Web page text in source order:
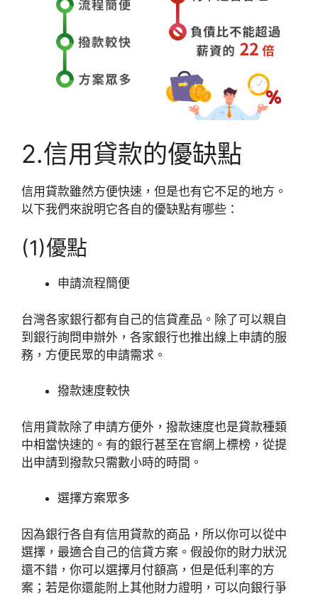
2.信用貸款的優缺點
信用貸款雖然方便快速，但是也有它不足的地方。
以下我們來說明它各自的優缺點有哪些：
(1)優點
申請流程簡便
台灣各家銀行都有自己的信貸產品。除了可以親自
到銀行詢問申辦外，各家銀行也推出線上申請的服
務，方便民眾的申請需求。
撥款速度較快
信用貸款除了申請方便外，撥款速度也是貸款種類
中相當快速的。有的銀行甚至在官網上標榜，從提
出申請到撥款只需數小時的時間。
選擇方案眾多
因為銀行各自有信用貸款的商品，所以你可以從中
選擇，最適合自己的信貸方案。假設你的財力狀況
還不錯，你可以選擇月付額高，但是低利率的方
案；若是你還能附上其他財力證明，可以向銀行爭